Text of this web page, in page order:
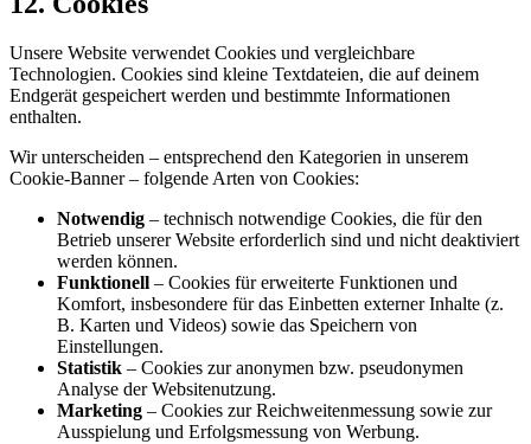
Unsere Website verwendet Cookies und vergleichbare
Technologien. Cookies sind kleine Textdateien, die auf deinem
Endgerät gespeichert werden und bestimmte Informationen
enthalten.
Wir unterscheiden – entsprechend den Kategorien in unserem
Cookie-Banner – folgende Arten von Cookies:
Notwendig – technisch notwendige Cookies, die für den
Betrieb unserer Website erforderlich sind und nicht deaktiviert
werden können.
Funktionell – Cookies für erweiterte Funktionen und
Komfort, insbesondere für das Einbetten externer Inhalte (z.
B. Karten und Videos) sowie das Speichern von
Einstellungen.
Statistik – Cookies zur anonymen bzw. pseudonymen
Analyse der Websitenutzung.
Marketing – Cookies zur Reichweitenmessung sowie zur
Ausspielung und Erfolgsmessung von Werbung.